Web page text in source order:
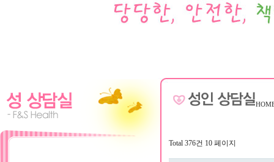
Total 376건 10 페이지